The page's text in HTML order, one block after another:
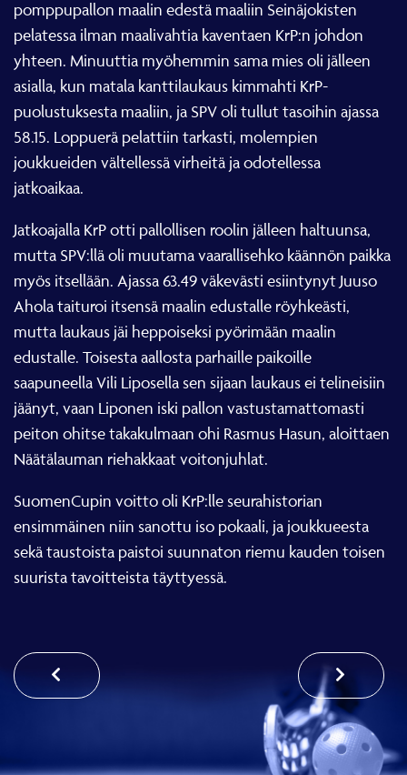
pomppupallon maalin edestä maaliin Seinäjokisten
pelatessa ilman maalivahtia kaventaen KrP:n johdon
yhteen. Minuuttia myöhemmin sama mies oli jälleen
asialla, kun matala kanttilaukaus kimmahti KrP-
puolustuksesta maaliin, ja SPV oli tullut tasoihin ajassa
58.15. Loppuerä pelattiin tarkasti, molempien
joukkueiden vältellessä virheitä ja odotellessa
jatkoaikaa.
Jatkoajalla KrP otti pallollisen roolin jälleen haltuunsa,
mutta SPV:llä oli muutama vaarallisehko käännön paikka
myös itsellään. Ajassa 63.49 väkevästi esiintynyt Juuso
Ahola taituroi itsensä maalin edustalle röyhkeästi,
mutta laukaus jäi heppoiseksi pyörimään maalin
edustalle. Toisesta aallosta parhaille paikoille
saapuneella Vili Liposella sen sijaan laukaus ei telineisiin
jäänyt, vaan Liponen iski pallon vastustamattomasti
peiton ohitse takakulmaan ohi Rasmus Hasun, aloittaen
Näätälauman riehakkaat voitonjuhlat.
SuomenCupin voitto oli KrP:lle seurahistorian
ensimmäinen niin sanottu iso pokaali, ja joukkueesta
sekä taustoista paistoi suunnaton riemu kauden toisen
suurista tavoitteista täyttyessä.